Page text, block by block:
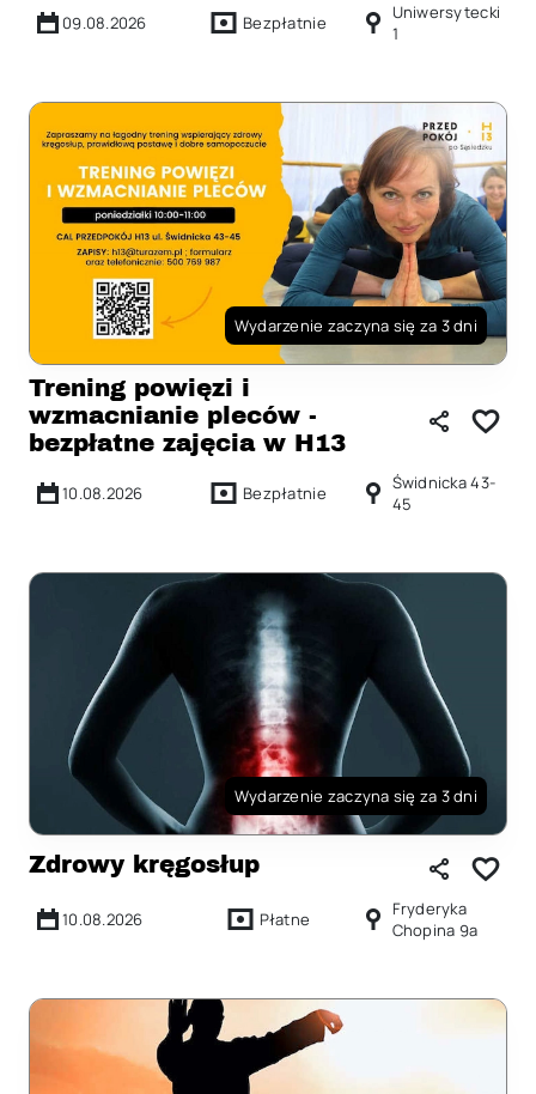
09.08.2026 Bezpłatnie
Uniwersytecki
1
Wydarzenie zaczyna się za 3 dni
Trening powięzi i
wzmacnianie pleców -
bezpłatne zajęcia w H13
10.08.2026 Bezpłatnie
Świdnicka 43-
45
Wydarzenie zaczyna się za 3 dni
Zdrowy kręgosłup
10.08.2026 Płatne
Fryderyka
Chopina 9a